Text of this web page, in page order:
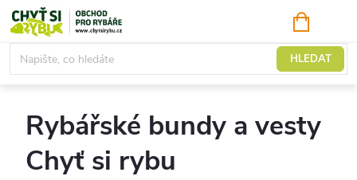
Přejít
na
obsah
HLEDAT
KOŠÍK
Vesty a bundy
Rybářské bundy a vesty
Chyť si rybu